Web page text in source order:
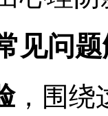
见问
，围绕